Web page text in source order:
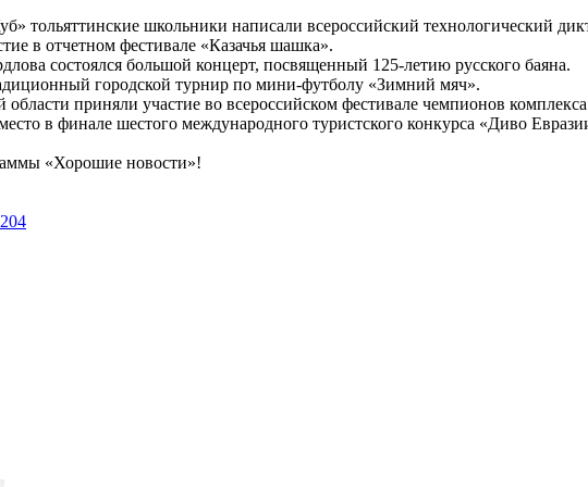
тольяттинские школьники написали всероссийский технологический
в отчетном фестивале «Казачья шашка».
состоялся большой концерт, посвященный 125-летию русского баяна.
городской турнир по мини-футболу «Зимний мяч».
приняли участие во всероссийском фестивале чемпионов
в финале шестого международного туристского конкурса «Диво
«Хорошие новости»!